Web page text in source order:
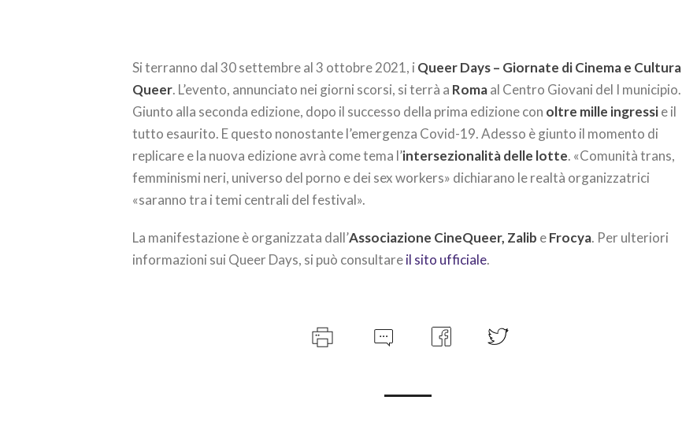
Si terranno dal 30 settembre al 3 ottobre 2021, i Queer Days – Giornate di Cinema e Cultura
Queer. L’evento, annunciato nei giorni scorsi, si terrà a Romaal Centro Giovani del I municipio.
Giunto alla seconda edizione, dopo il successo della prima edizione con oltre mille ingressie il
tutto esaurito. E questo nonostante l’emergenza Covid-19. Adesso è giunto il momento di
replicare e la nuova edizione avrà come tema l’intersezionalità delle lotte. «Comunità trans,
femminismi neri, universo del porno e dei sex workers» dichiarano le realtà organizzatrici
«saranno tra i temi centrali del festival».
La manifestazione è organizzata dall’Associazione CineQueer, Zalib eFrocya. Per ulteriori
informazioni sui Queer Days, si può consultareil sito ufficiale.